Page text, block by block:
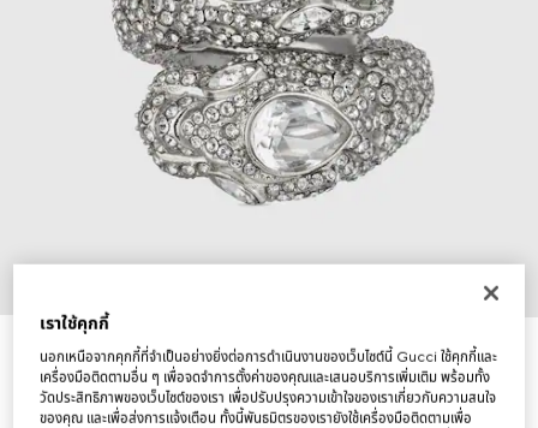
แหวน Dionysus crystal ring
฿36,000
เราใช้คุกกี้
นอกเหนือจากคุกกี้ที่จำเป็นอย่างยิ่งต่อการดำเนินงานของเว็บไซต์นี้ Gucci ใช้คุกกี้และ
เครื่องมือติดตามอื่น ๆ เพื่อจดจำการตั้งค่าของคุณและเสนอบริการเพิ่มเติม พร้อมทั้ง
วัดประสิทธิภาพของเว็บไซต์ของเรา เพื่อปรับปรุงความเข้าใจของเราเกี่ยวกับความสนใจ
ของคุณ และเพื่อส่งการแจ้งเตือน ทั้งนี้พันธมิตรของเรายังใช้เครื่องมือติดตามเพื่อ